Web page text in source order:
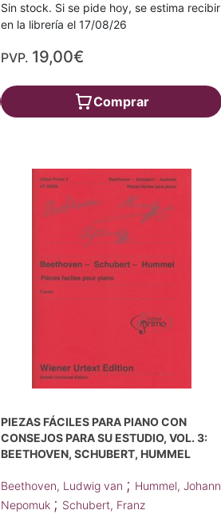
Sin stock. Si se pide hoy, se estima recibir
en la librería el 17/08/26
PVP. 19,00€
Comprar
PIEZAS FÁCILES PARA PIANO CON
CONSEJOS PARA SU ESTUDIO, VOL. 3:
BEETHOVEN, SCHUBERT, HUMMEL
Beethoven, Ludwig van ; Hummel, Johann
Nepomuk ; Schubert, Franz